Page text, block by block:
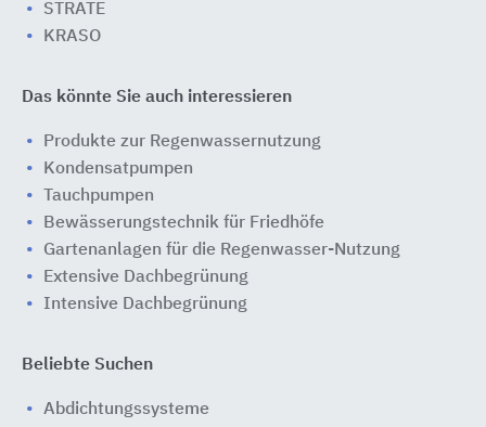
STRATE
KRASO
Das könnte Sie auch interessieren
Produkte zur Regenwassernutzung
Kondensatpumpen
Tauchpumpen
Bewässerungstechnik für Friedhöfe
Gartenanlagen für die Regenwasser-Nutzung
Extensive Dachbegrünung
Intensive Dachbegrünung
Beliebte Suchen
Abdichtungssysteme